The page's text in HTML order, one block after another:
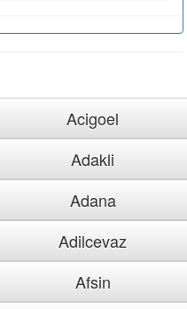
Acigoel
Adakli
Adana
Adilcevaz
Afsin